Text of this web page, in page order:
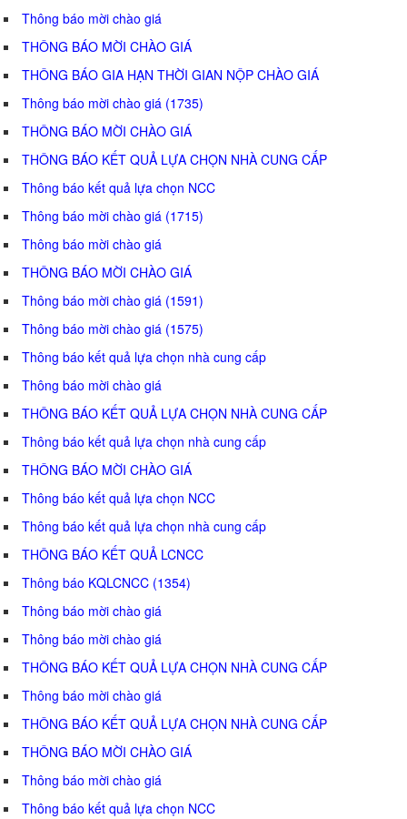
Thông báo mời chào giá
THÔNG BÁO MỜI CHÀO GIÁ
THÔNG BÁO GIA HẠN THỜI GIAN NỘP CHÀO GIÁ
Thông báo mời chào giá (1735)
THÔNG BÁO MỜI CHÀO GIÁ
THÔNG BÁO KẾT QUẢ LỰA CHỌN NHÀ CUNG CẤP
Thông báo kết quả lựa chọn NCC
Thông báo mời chào giá (1715)
Thông báo mời chào giá
THÔNG BÁO MỜI CHÀO GIÁ
Thông báo mời chào giá (1591)
Thông báo mời chào giá (1575)
Thông báo kết quả lựa chọn nhà cung cấp
Thông báo mời chào giá
THÔNG BÁO KẾT QUẢ LỰA CHỌN NHÀ CUNG CẤP
Thông báo kết quả lựa chọn nhà cung cấp
THÔNG BÁO MỜI CHÀO GIÁ
Thông báo kết quả lựa chọn NCC
Thông báo kết quả lựa chọn nhà cung cấp
THÔNG BÁO KẾT QUẢ LCNCC
Thông báo KQLCNCC (1354)
Thông báo mời chào giá
Thông báo mời chào giá
THÔNG BÁO KẾT QUẢ LỰA CHỌN NHÀ CUNG CẤP
Thông báo mời chào giá
THÔNG BÁO KẾT QUẢ LỰA CHỌN NHÀ CUNG CẤP
THÔNG BÁO MỜI CHÀO GIÁ
Thông báo mời chào giá
Thông báo kết quả lựa chọn NCC